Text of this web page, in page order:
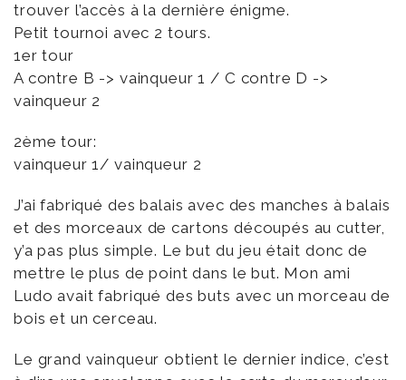
trouver l’accès à la dernière énigme.
Petit tournoi avec 2 tours.
1er tour
A contre B -> vainqueur 1 / C contre D ->
vainqueur 2
2ème tour:
vainqueur 1/ vainqueur 2
J’ai fabriqué des balais avec des manches à balais
et des morceaux de cartons découpés au cutter,
y’a pas plus simple. Le but du jeu était donc de
mettre le plus de point dans le but. Mon ami
Ludo avait fabriqué des buts avec un morceau de
bois et un cerceau.
Le grand vainqueur obtient le dernier indice, c’est